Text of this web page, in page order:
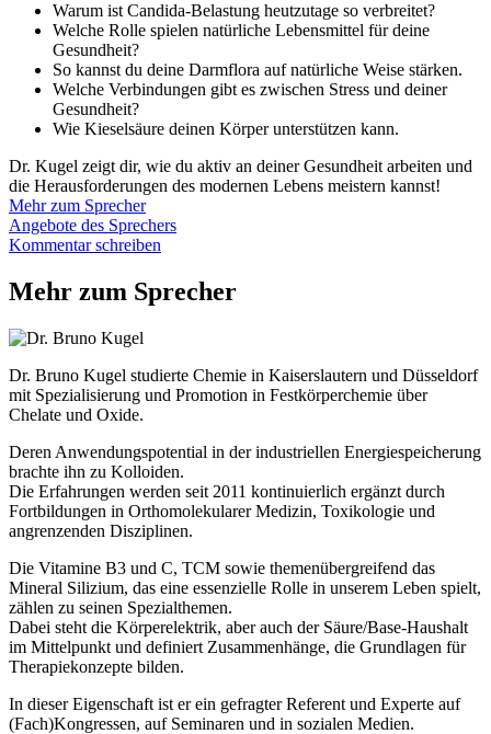
Warum ist Candida-Belastung heutzutage so verbreitet?
Welche Rolle spielen natürliche Lebensmittel für deine
Gesundheit?
So kannst du deine Darmflora auf natürliche Weise stärken.
Welche Verbindungen gibt es zwischen Stress und deiner
Gesundheit?
Wie Kieselsäure deinen Körper unterstützen kann.
Dr. Kugel zeigt dir, wie du aktiv an deiner Gesundheit arbeiten und
die Herausforderungen des modernen Lebens meistern kannst!
Mehr zum Sprecher
Angebote des Sprechers
Kommentar schreiben
Mehr zum Sprecher
Dr. Bruno Kugel studierte Chemie in Kaiserslautern und Düsseldorf
mit Spezialisierung und Promotion in Festkörperchemie über
Chelate und Oxide.
Deren Anwendungspotential in der industriellen Energiespeicherung
brachte ihn zu Kolloiden.
Die Erfahrungen werden seit 2011 kontinuierlich ergänzt durch
Fortbildungen in Orthomolekularer Medizin, Toxikologie und
angrenzenden Disziplinen.
Die Vitamine B3 und C, TCM sowie themenübergreifend das
Mineral Silizium, das eine essenzielle Rolle in unserem Leben spielt,
zählen zu seinen Spezialthemen.
Dabei steht die Körperelektrik, aber auch der Säure/Base-Haushalt
im Mittelpunkt und definiert Zusammenhänge, die Grundlagen für
Therapiekonzepte bilden.
In dieser Eigenschaft ist er ein gefragter Referent und Experte auf
(Fach)Kongressen, auf Seminaren und in sozialen Medien.